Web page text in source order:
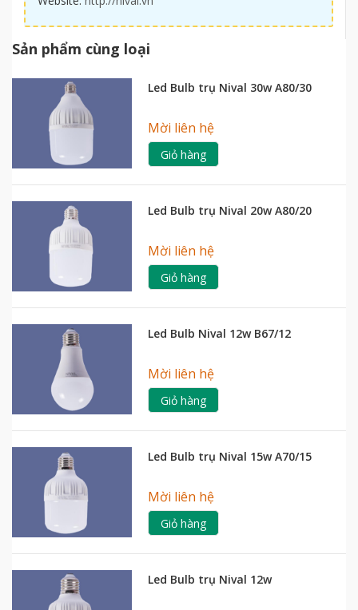
Sản phẩm cùng loại
Led Bulb trụ Nival 30w A80/30
Mời liên hệ
Giỏ hàng
Led Bulb trụ Nival 20w A80/20
Mời liên hệ
Giỏ hàng
Led Bulb Nival 12w B67/12
Mời liên hệ
Giỏ hàng
Led Bulb trụ Nival 15w A70/15
Mời liên hệ
Giỏ hàng
Led Bulb trụ Nival 12w